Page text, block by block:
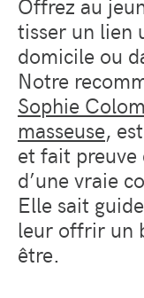
tisser un lien
domicile ou
Notre
Sophie
masseuse,
et fait preuve
d’une vraie
Elle sait
leur offrir un
être.